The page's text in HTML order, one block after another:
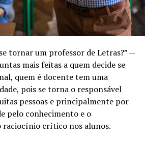
tornar um professor de Letras?” —
mais feitas a quem decide se
quem é docente tem uma
pois se torna o responsável
pessoas e principalmente por
pelo conhecimento e o
raciocínio crítico nos alunos.